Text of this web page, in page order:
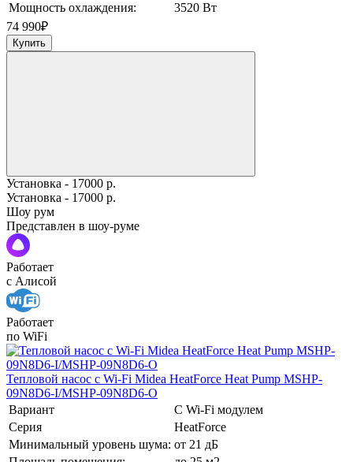
Мощность охлаждения:
3520 Вт
74 990₽
Купить
Установка - 17000 р.
Установка - 17000 р.
Шоу рум
Представлен в шоу-руме
Работает
с Алисой
Работает
по WiFi
Тепловой насос c Wi-Fi Midea HeatForce Heat Pump MSHP-
09N8D6-I/MSHP-09N8D6-O
Вариант
С Wi-Fi модулем
Серия
HeatForce
Минимальный уровень шума: от 21 дБ